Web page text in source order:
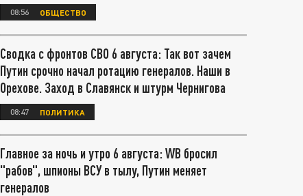
08:56 ОБЩЕСТВО
Сводка с фронтов СВО 6 августа: Так вот зачем
Путин срочно начал ротацию генералов. Наши в
Орехове. Заход в Славянск и штурм Чернигова
08:47 ПОЛИТИКА
Главное за ночь и утро 6 августа: WB бросил
"рабов", шпионы ВСУ в тылу, Путин меняет
генералов